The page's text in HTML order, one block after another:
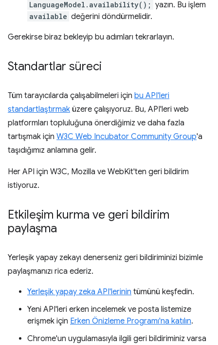
LanguageModel.availability(); yazın. Bu işlem
available değerini döndürmelidir.
Gerekirse biraz bekleyip bu adımları tekrarlayın.
Standartlar süreci
Tüm tarayıcılarda çalışabilmeleri için bu API'leri
standartlaştırmak üzere çalışıyoruz. Bu, API'leri web
platformları topluluğuna önerdiğimiz ve daha fazla
tartışmak için W3C Web Incubator Community Group'a
taşıdığımız anlamına gelir.
Her API için W3C, Mozilla ve WebKit'ten geri bildirim
istiyoruz.
Etkileşim kurma ve geri bildirim
paylaşma
Yerleşik yapay zekayı denerseniz geri bildiriminizi bizimle
paylaşmanızı rica ederiz.
Yerleşik yapay zeka API'lerinin tümünü keşfedin.
Yeni API'leri erken incelemek ve posta listemize
erişmek için Erken Önizleme Programı'na katılın.
Chrome'un uygulamasıyla ilgili geri bildiriminiz varsa